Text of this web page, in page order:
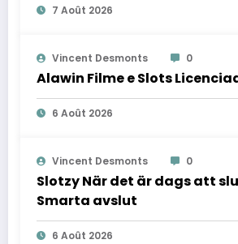
7 Août 2026
Vincent Desmonts 0
Alawin Filme e Slots
6 Août 2026
Vincent Desmonts 0
Slotzy När det är dags att
Smarta avslut
6 Août 2026